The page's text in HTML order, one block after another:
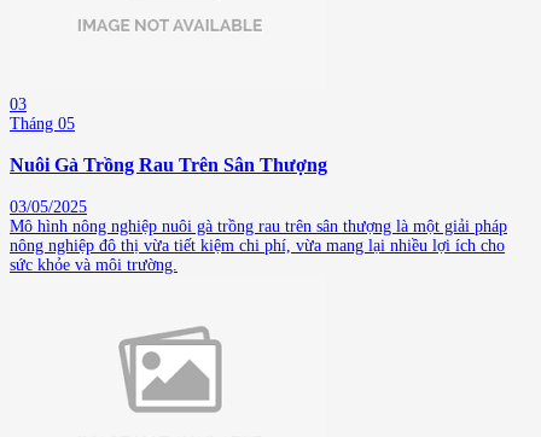
03
Tháng 05
Nuôi Gà Trồng Rau Trên Sân Thượng
03/05/2025
Mô hình nông nghiệp nuôi gà trồng rau trên sân thượng là một giải pháp
nông nghiệp đô thị vừa tiết kiệm chi phí, vừa mang lại nhiều lợi ích cho
sức khỏe và môi trường.